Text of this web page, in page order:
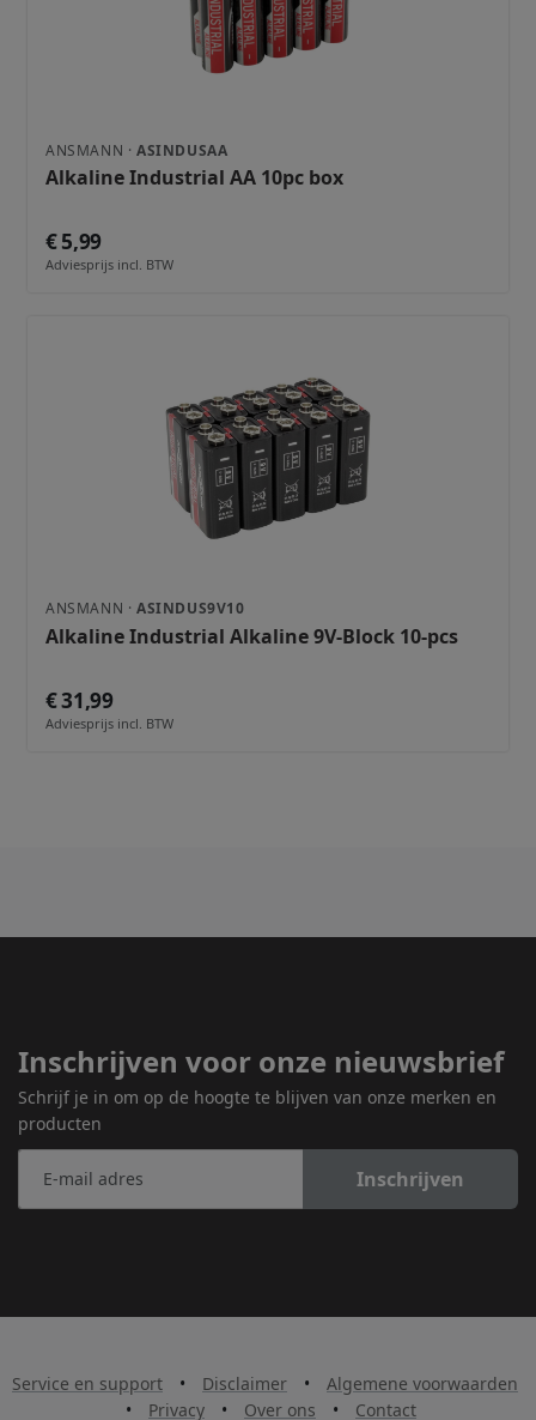
ANSMANN · ASINDUSAA
Alkaline Industrial AA 10pc box
€ 5,99
Adviesprijs incl. BTW
ANSMANN · ASINDUS9V10
Alkaline Industrial Alkaline 9V-Block 10-pcs
€ 31,99
Adviesprijs incl. BTW
Inschrijven voor onze nieuwsbrief
Schrijf je in om op de hoogte te blijven van onze merken en
producten
Inschrijven
Service en support • Disclaimer •
Algemene voorwaarden
•
Privacy • Over ons • Contact